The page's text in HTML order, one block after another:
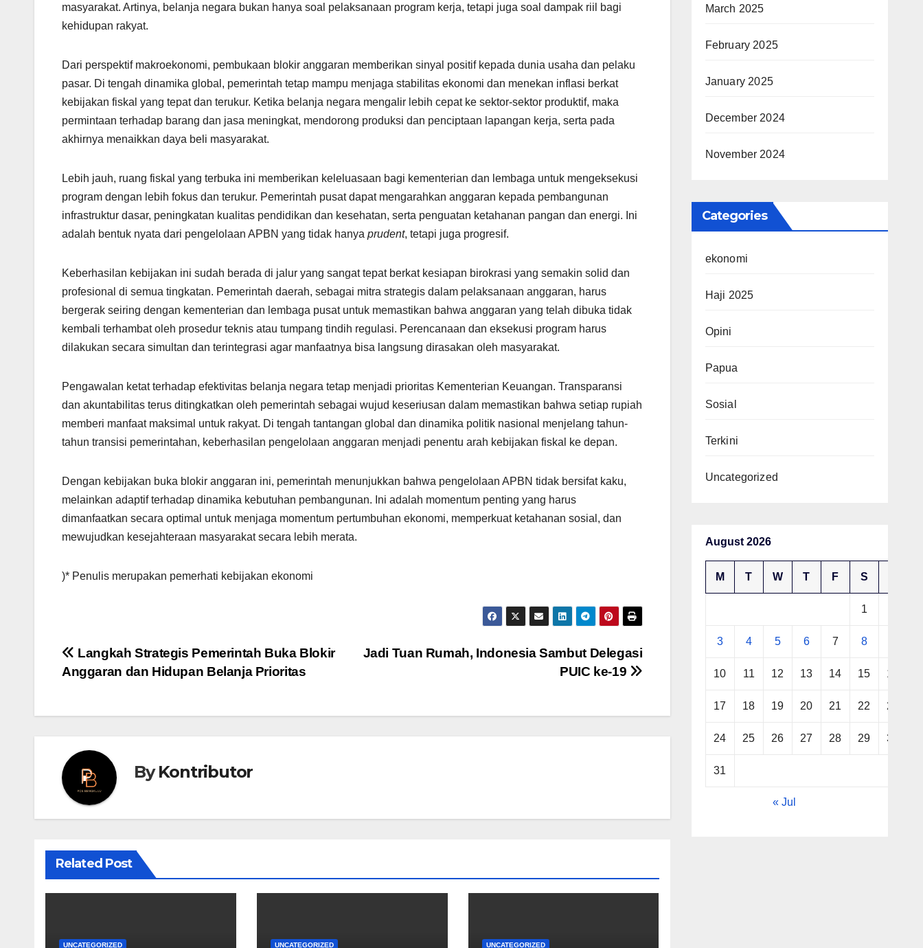
masyarakat. Artinya, belanja negara bukan hanya soal pelaksanaan program kerja, tetapi juga soal dampak riil bagi
kehidupan rakyat.
Dari perspektif makroekonomi, pembukaan blokir anggaran memberikan sinyal positif kepada dunia usaha dan pelaku
pasar. Di tengah dinamika global, pemerintah tetap mampu menjaga stabilitas ekonomi dan menekan inflasi berkat
kebijakan fiskal yang tepat dan terukur. Ketika belanja negara mengalir lebih cepat ke sektor-sektor produktif, maka
permintaan terhadap barang dan jasa meningkat, mendorong produksi dan penciptaan lapangan kerja, serta pada
akhirnya menaikkan daya beli masyarakat.
Lebih jauh, ruang fiskal yang terbuka ini memberikan keleluasaan bagi kementerian dan lembaga untuk mengeksekusi
program dengan lebih fokus dan terukur. Pemerintah pusat dapat mengarahkan anggaran kepada pembangunan
infrastruktur dasar, peningkatan kualitas pendidikan dan kesehatan, serta penguatan ketahanan pangan dan energi. Ini
adalah bentuk nyata dari pengelolaan APBN yang tidak hanya prudent, tetapi juga progresif.
Keberhasilan kebijakan ini sudah berada di jalur yang sangat tepat berkat kesiapan birokrasi yang semakin solid dan
profesional di semua tingkatan. Pemerintah daerah, sebagai mitra strategis dalam pelaksanaan anggaran, harus
bergerak seiring dengan kementerian dan lembaga pusat untuk memastikan bahwa anggaran yang telah dibuka tidak
kembali terhambat oleh prosedur teknis atau tumpang tindih regulasi. Perencanaan dan eksekusi program harus
dilakukan secara simultan dan terintegrasi agar manfaatnya bisa langsung dirasakan oleh masyarakat.
Pengawalan ketat terhadap efektivitas belanja negara tetap menjadi prioritas Kementerian Keuangan. Transparansi
dan akuntabilitas terus ditingkatkan oleh pemerintah sebagai wujud keseriusan dalam memastikan bahwa setiap rupiah
memberi manfaat maksimal untuk rakyat. Di tengah tantangan global dan dinamika politik nasional menjelang tahun-
tahun transisi pemerintahan, keberhasilan pengelolaan anggaran menjadi penentu arah kebijakan fiskal ke depan.
Dengan kebijakan buka blokir anggaran ini, pemerintah menunjukkan bahwa pengelolaan APBN tidak bersifat kaku,
melainkan adaptif terhadap dinamika kebutuhan pembangunan. Ini adalah momentum penting yang harus
dimanfaatkan secara optimal untuk menjaga momentum pertumbuhan ekonomi, memperkuat ketahanan sosial, dan
mewujudkan kesejahteraan masyarakat secara lebih merata.
)* Penulis merupakan pemerhati kebijakan ekonomi
Post
navigation
Jadi Tuan Rumah, Indonesia Sambut Delegasi
PUIC ke-19
Langkah Strategis Pemerintah Buka Blokir
Anggaran dan Hidupan Belanja Prioritas
ByKontributor
Related Post
UNCATEGORIZED UNCATEGORIZED UNCATEGORIZED
March 2025
February 2025
January 2025
December 2024
November 2024
Categories
ekonomi
Haji 2025
Opini
Papua
Sosial
Terkini
Uncategorized
August 2026
M T W T F S
1
3 4 5 6 7 8
10 11 12 13 14 15 16
17 18 19 20 21 22 23
24 25 26 27 28 29 30
31
« Jul